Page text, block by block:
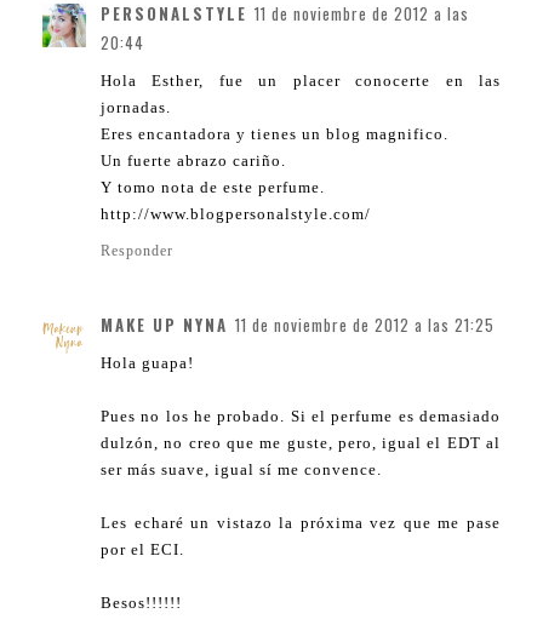
PERSONALSTYLE 11 de noviembre de 2012 a las
20:44
Hola Esther, fue un placer conocerte en las
jornadas.
Eres encantadora y tienes un blog magnifico.
Un fuerte abrazo cariño.
Y tomo nota de este perfume.
http://www.blogpersonalstyle.com/
Responder
MAKE UP NYNA 11 de noviembre de 2012 a las 21:25
Hola guapa!
Pues no los he probado. Si el perfume es demasiado
dulzón, no creo que me guste, pero, igual el EDT al
ser más suave, igual sí me convence.
Les echaré un vistazo la próxima vez que me pase
por el ECI.
Besos!!!!!!